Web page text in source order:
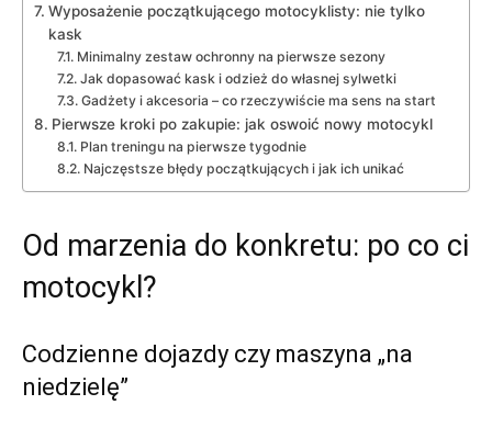
Wyposażenie początkującego motocyklisty: nie tylko
kask
Minimalny zestaw ochronny na pierwsze sezony
Jak dopasować kask i odzież do własnej sylwetki
Gadżety i akcesoria – co rzeczywiście ma sens na start
Pierwsze kroki po zakupie: jak oswoić nowy motocykl
Plan treningu na pierwsze tygodnie
Najczęstsze błędy początkujących i jak ich unikać
Od marzenia do konkretu: po co ci
motocykl?
Codzienne dojazdy czy maszyna „na
niedzielę”